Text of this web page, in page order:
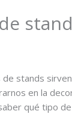
stands
en la
qué tipo